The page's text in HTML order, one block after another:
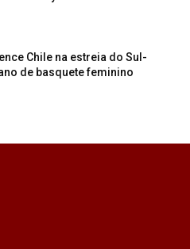
Chile na estreia do Sul-
de basquete feminino